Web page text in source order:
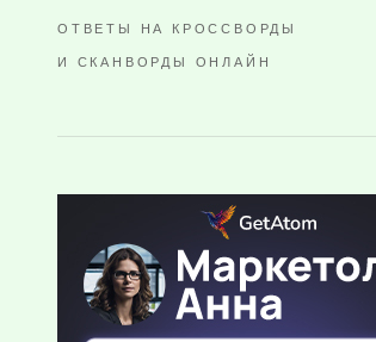
ОТВЕТЫ НА КРОССВОРДЫ
И СКАНВОРДЫ ОНЛАЙН